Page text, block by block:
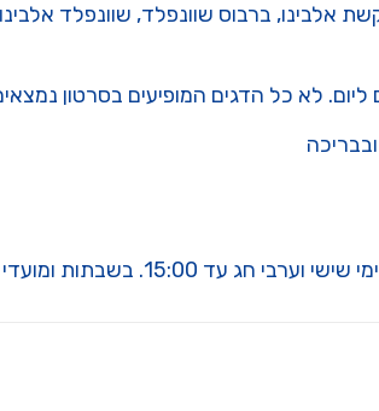
ברבוס שוונפלד, שוונפלד
לא כל הדגים המופיעים בסרטון